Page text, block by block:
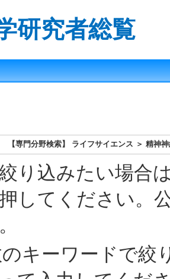
研究者総覧
【専門分野検索】 ライフサイエンス ＞ 精神
り込みたい場合
してください。
キーワードで絞